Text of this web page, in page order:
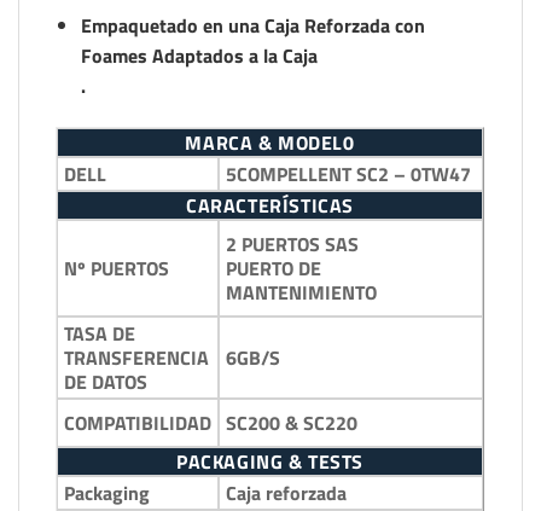
Empaquetado en una Caja Reforzada con
Foames Adaptados a la Caja
.
MARCA & MODEL0
DELL
5COMPELLENT SC2 – 0TW47
CARACTERÍSTICAS
Nº PUERTOS
2 PUERTOS SAS
PUERTO DE
MANTENIMIENTO
TASA DE
TRANSFERENCIA
DE DATOS
6GB/S
COMPATIBILIDAD SC200 & SC220
PACKAGING & TESTS
Packaging
Caja reforzada